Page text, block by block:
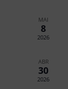
MAI
8
2026
ABR
30
2026